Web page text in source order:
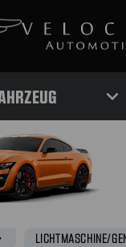
expand_more
LICHTMASCHINE/